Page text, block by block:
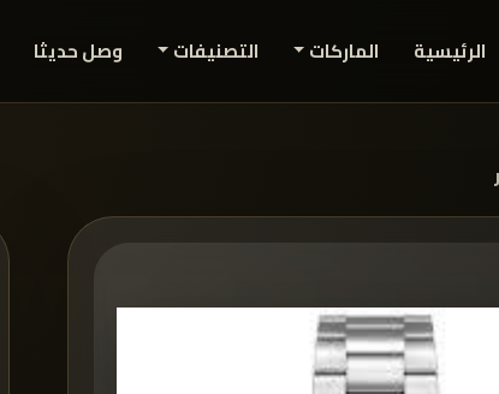
الرئيسية الماركات التصنيفات وصل حديثا